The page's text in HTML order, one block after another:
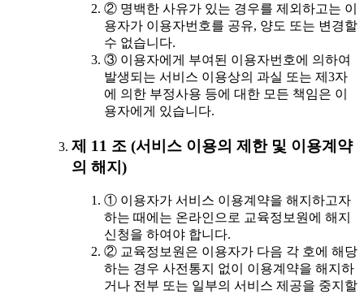
② 명백한 사유가 있는 경우를 제외하고는 이
용자가 이용자번호를 공유, 양도 또는 변경할
수 없습니다.
③ 이용자에게 부여된 이용자번호에 의하여
발생되는 서비스 이용상의 과실 또는 제3자
에 의한 부정사용 등에 대한 모든 책임은 이
용자에게 있습니다.
제 11 조 (서비스 이용의 제한 및 이용계약
의 해지)
① 이용자가 서비스 이용계약을 해지하고자
하는 때에는 온라인으로 교육정보원에 해지
신청을 하여야 합니다.
② 교육정보원은 이용자가 다음 각 호에 해당
하는 경우 사전통지 없이 이용계약을 해지하
거나 전부 또는 일부의 서비스 제공을 중지할